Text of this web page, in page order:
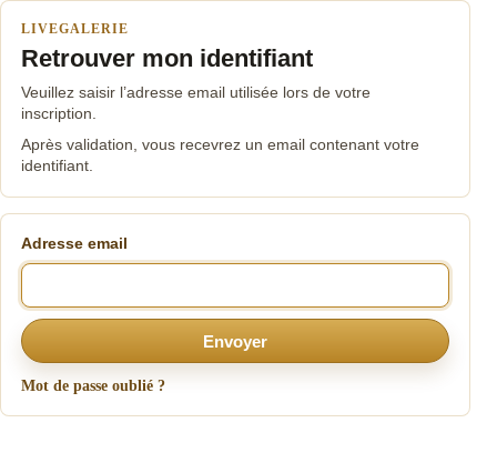
LIVEGALERIE
Retrouver mon identifiant
Veuillez saisir l’adresse email utilisée lors de votre
inscription.
Après validation, vous recevrez un email contenant votre
identifiant.
Adresse email
Envoyer
Mot de passe oublié ?